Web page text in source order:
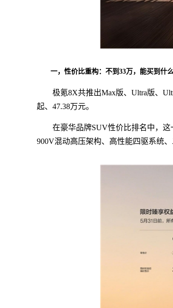
一，性价比重构：不到33万，能买到什么
极氪8X共推出Max版、Ultra版、
起、47.38万元。
在豪华品牌SUV性价比排名中，
900V混动高压架构、高性能四驱系统